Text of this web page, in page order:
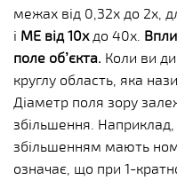
межах від 0,32x до 2x,
і ME від 10x до 40x.
поле об’єкта. Коли ви
круглу область, яка
Діаметр поля зору
збільшення.
збільшенням мають
означає, що при 1-